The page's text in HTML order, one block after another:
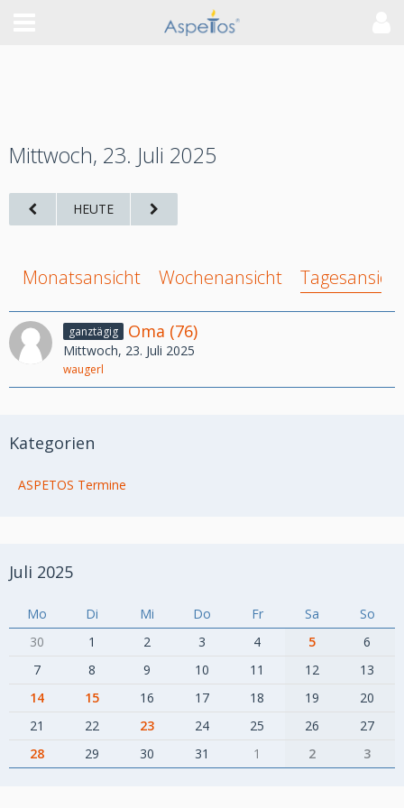
Mittwoch, 23. Juli 2025
HEUTE
Monatsansicht Wochenansicht Tagesansicht
ganztägig Oma (76)
Mittwoch, 23. Juli 2025
waugerl
Kategorien
ASPETOS Termine
Juli 2025
Mo Di Mi Do Fr Sa
So
30
1 2 3 4 5
6
7
8 9 10 11 12
13
14
15 16 17 18 19
20
21
22 23 24 25 26
27
28
29 30 31 1 2 3